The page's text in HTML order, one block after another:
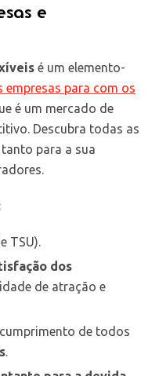
e
é um elemento-
para com os
é um mercado de
Descubra todas as
para a sua
TSU).
dos
de atração e
de todos